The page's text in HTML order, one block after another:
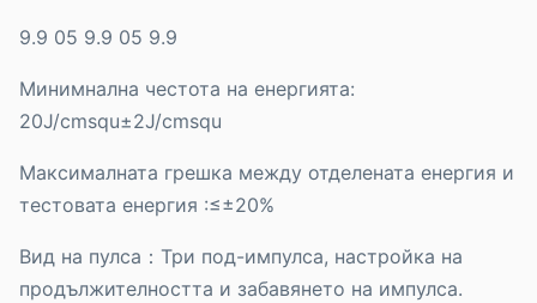
9.9 05 9.9 05 9.9
Минимнална честота на енергията:
20J/cmsqu±2J/cmsqu
Максималната грешка между отделената енергия и
тестовата енергия :≤±20%
Вид на пулса：Три под-импулса, настройка на
продължителността и забавянето на импулса.